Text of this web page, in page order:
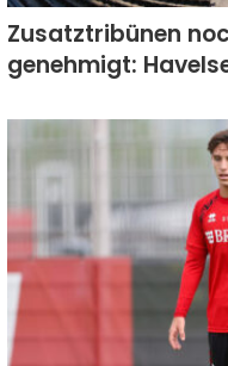
Zusatztribünen
genehmigt: